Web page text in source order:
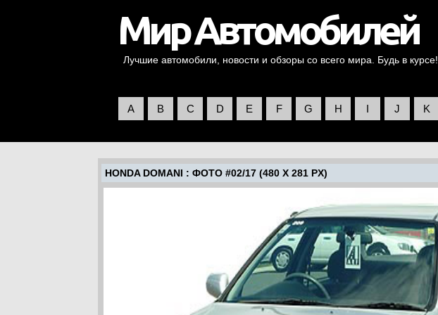
Лучшие автомобили, новости и обзоры со всего мира. Будь в курсе!
A B C D E F G H I J K
HONDA DOMANI : ФОТО #02/17 (480 X 281 PX)